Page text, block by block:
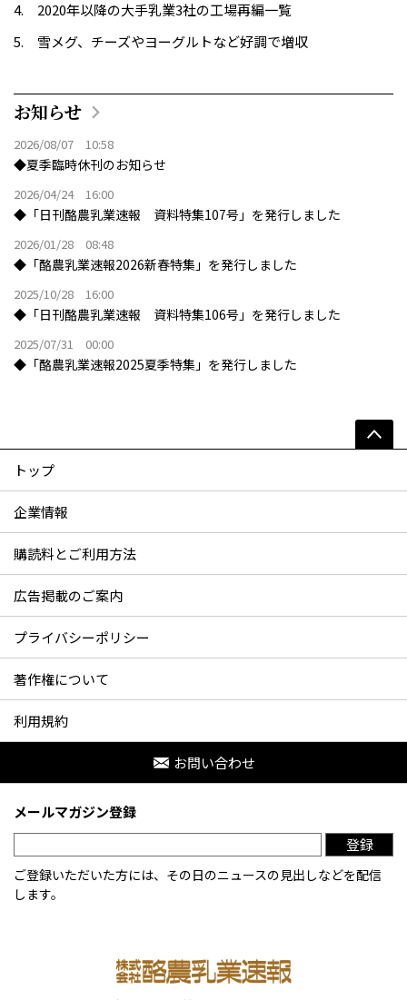
2020年以降の大手乳業3社の工場再編一覧
雪メグ、チーズやヨーグルトなど好調で増収
お知らせ
2026/08/07 10:58
◆夏季臨時休刊のお知らせ
2026/04/24 16:00
◆「日刊酪農乳業速報 資料特集107号」を発行しました
2026/01/28 08:48
◆「酪農乳業速報2026新春特集」を発行しました
2025/10/28 16:00
◆「日刊酪農乳業速報 資料特集106号」を発行しました
2025/07/31 00:00
◆「酪農乳業速報2025夏季特集」を発行しました
トップ
企業情報
購読料とご利用方法
広告掲載のご案内
プライバシーポリシー
著作権について
利用規約
お問い合わせ
メールマガジン登録
登録
ご登録いただいた方には、その日のニュースの見出しなどを配信
します。